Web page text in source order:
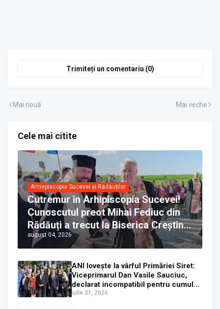
Trimiteți un comentariu (0)
Mai nouă Mai veche
Cele mai citite
Arhiepiscopia Sucevei și Rădăuților
Cutremur în Arhipiscopia Sucevei!
Cunoscutul preot Mihai Fediuc din
Rădăuți a trecut la Biserica Creștină
Ortodoxă Valahă. ÎPS Calinic anunță
că îi pregătește judecata canonică
august 04, 2026
ANI lovește la vârful Primăriei Siret:
Viceprimarul Dan Vasile Sauciuc,
declarat incompatibil pentru cumul
de funcții
iulie 31, 2026